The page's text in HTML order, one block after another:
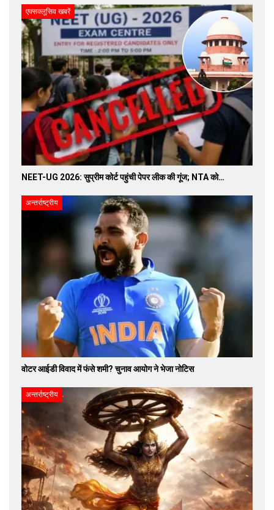
एक्सक्लूसिव खबरें
NEET-UG 2026: सुप्रीम कोर्ट पहुंची पेपर लीक की गूंज; NTA को…
अन्तर्राष्ट्रीय
वोटर आईडी विवाद में फंसे शमी? चुनाव आयोग ने भेजा नोटिस
अन्तर्राष्ट्रीय